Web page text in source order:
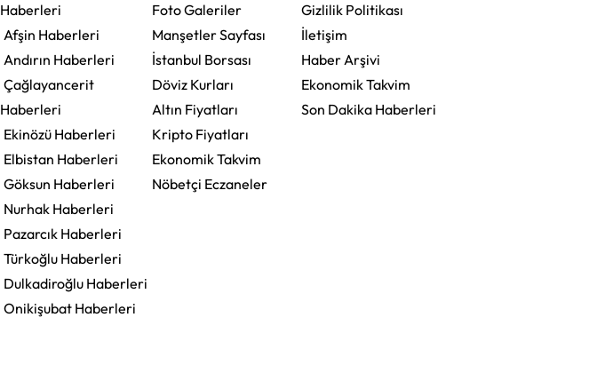
Haberleri
Afşin Haberleri
Andırın Haberleri
Çağlayancerit
Haberleri
Ekinözü Haberleri
Elbistan Haberleri
Göksun Haberleri
Nurhak Haberleri
Pazarcık Haberleri
Türkoğlu Haberleri
Dulkadiroğlu Haberleri
Onikişubat Haberleri
Foto Galeriler
Manşetler Sayfası
İstanbul Borsası
Döviz Kurları
Altın Fiyatları
Kripto Fiyatları
Ekonomik Takvim
Nöbetçi Eczaneler
Gizlilik Politikası
İletişim
Haber Arşivi
Ekonomik Takvim
Son Dakika Haberleri